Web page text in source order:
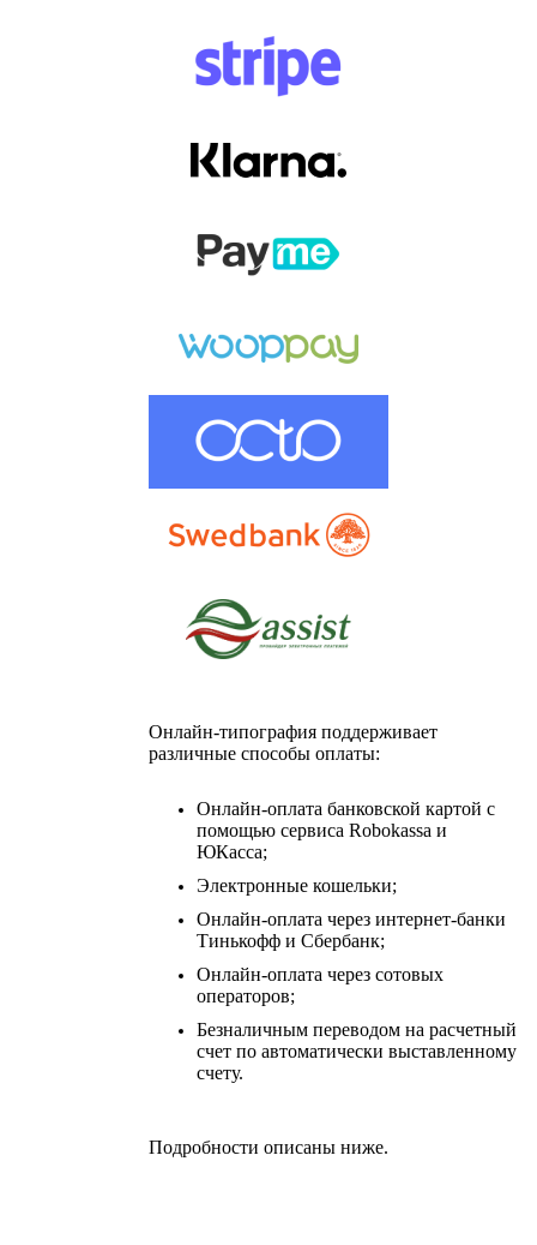
Онлайн-типография поддерживает
различные способы оплаты:
Онлайн-оплата банковской картой с
помощью сервиса Robokassa и
ЮКасса;
Электронные кошельки;
Онлайн-оплата через интернет-банки
Тинькофф и Сбербанк;
Онлайн-оплата через сотовых
операторов;
Безналичным переводом на расчетный
счет по автоматически выставленному
счету.
Подробности описаны ниже.